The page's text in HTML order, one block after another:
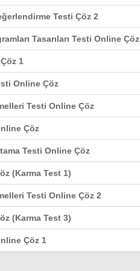
Testi Çöz 2
Tasarıları Testi Online Çöz
1
Online Çöz
Testi Online Çöz
Çöz
Testi Online Çöz
(Karma Test 1)
Testi Online Çöz 2
(Karma Test 3)
Çöz 1